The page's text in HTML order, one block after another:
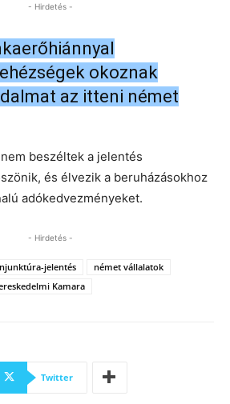
- Hirdetés -
okoznak
az itteni német
beszéltek a jelentés
és élvezik a beruházásokhoz
adókedvezményeket.
- Hirdetés -
jelentés
német vállalatok
Kamara
Twitter